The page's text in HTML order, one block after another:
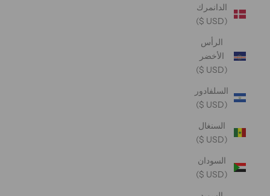
الدانمرك
(USD $)
الرأس
الأخضر
(USD $)
السلفادور
(USD $)
السنغال
(USD $)
السودان
(USD $)